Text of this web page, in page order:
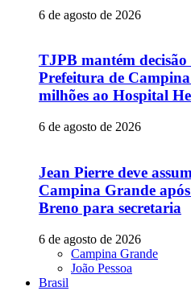
6 de agosto de 2026
TJPB mantém decisão
Prefeitura de
milhões ao Hospital
6 de agosto de 2026
Jean Pierre deve
Campina Grande
Breno para secretaria
6 de agosto de 2026
Campina Grande
João Pessoa
Brasil